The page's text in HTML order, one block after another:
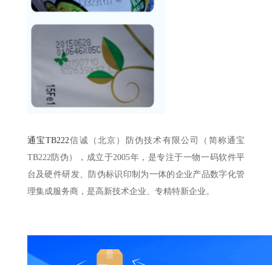
通宝TB222信诚（北京）防伪技术有限公司（简称通宝
TB222防伪），成立于2005年，是专注于一物一码软件平
台及硬件研发、防伪标识印制为一体的企业产品数字化管
理集成服务商，是高新技术企业、专精特新企业。